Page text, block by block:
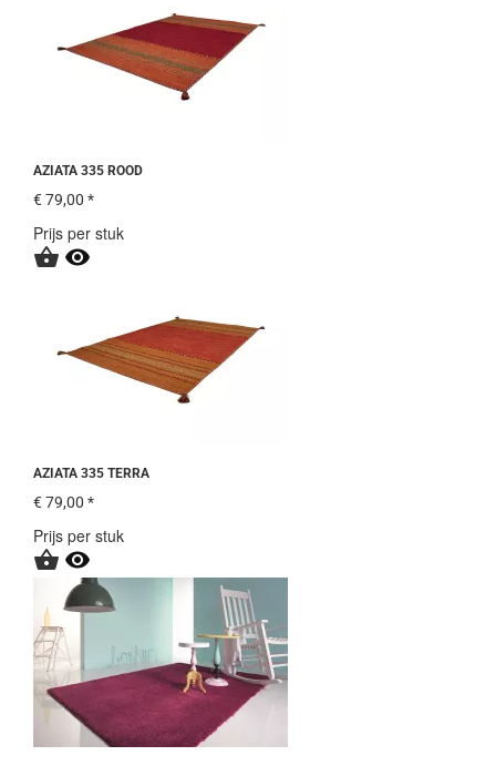
AZIATA 335 ROOD
€ 79,00 *
Prijs per stuk
 
AZIATA 335 TERRA
€ 79,00 *
Prijs per stuk
 